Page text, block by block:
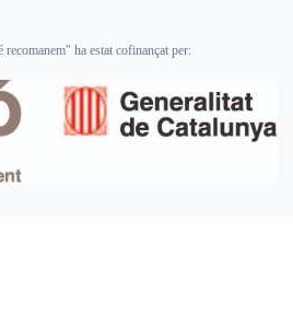
recomanem" ha estat cofinançat per: